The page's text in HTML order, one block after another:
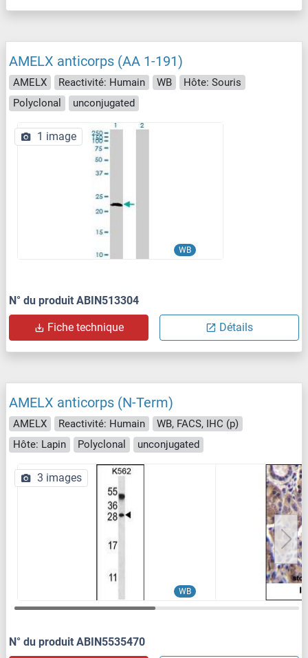
AMELX anticorps (AA 1-191)
AMELX Reactivité: Humain WB
Hôte: Souris
Polyclonal
unconjugated
WB
1 image
N° du produit ABIN513304
Fiche technique Détails
AMELX anticorps (N-Term)
AMELX Reactivité: Humain
WB, FACS, IHC (p)
Hôte: Lapin
Polyclonal unconjugated
WB
3 images
N° du produit ABIN5535470